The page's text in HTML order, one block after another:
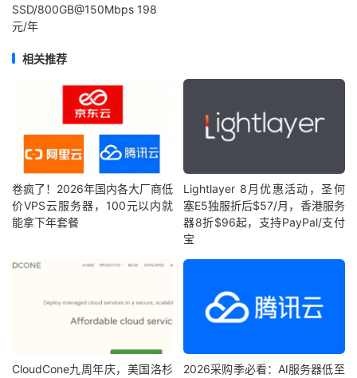
SSD/800GB@150Mbps 198
元/年
相关推荐
卷疯了！2026年国内各大厂商低
价VPS云服务器，100元以内就
能拿下年套餐
Lightlayer 8月优惠活动，圣何
塞E5独服折后$57/月，香港服务
器8折$96起，支持PayPal/支付
宝
CloudCone九周年庆，美国洛杉
2026采购季必看：AI服务器低至